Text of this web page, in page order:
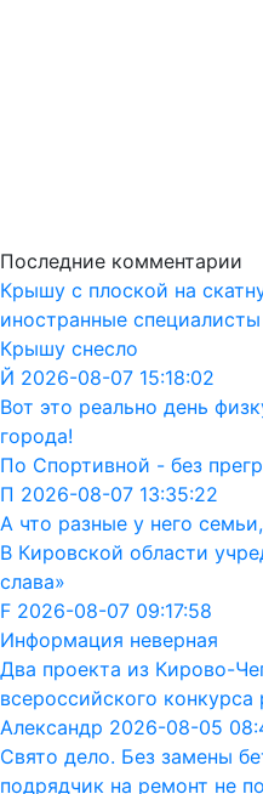
Последние комментарии
Крышу с плоской на
иностранные
Крышу снесло
Й 2026-08-07 15:18:02
Вот это реально день
города!
По Спортивной - без
П 2026-08-07 13:35:22
А что разные у него
В Кировской области
слава»
F 2026-08-07 09:17:58
Информация неверная
Два проекта из Кирово-
всероссийского
Александр 2026-08-05
Свято дело. Без замены
подрядчик на ремонт не